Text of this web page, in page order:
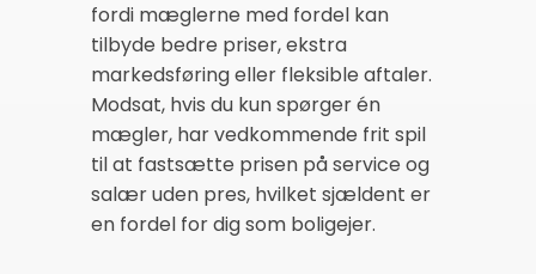
fordi mæglerne med fordel kan
tilbyde bedre priser, ekstra
markedsføring eller fleksible aftaler.
Modsat, hvis du kun spørger én
mægler, har vedkommende frit spil
til at fastsætte prisen på service og
salær uden pres, hvilket sjældent er
en fordel for dig som boligejer.